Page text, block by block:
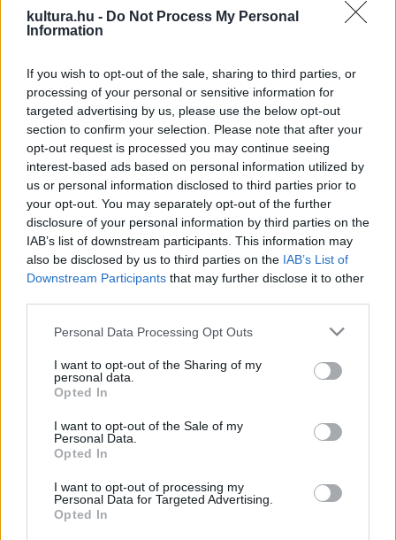
kultura.hu - Do Not Process My Personal
Information
If you wish to opt-out of the sale, sharing to third parties, or
processing of your personal or sensitive information for
targeted advertising by us, please use the below opt-out
section to confirm your selection. Please note that after your
opt-out request is processed you may continue seeing
interest-based ads based on personal information utilized by
us or personal information disclosed to third parties prior to
your opt-out. You may separately opt-out of the further
disclosure of your personal information by third parties on the
IAB’s list of downstream participants. This information may
also be disclosed by us to third parties on the IAB’s List of
Downstream Participants that may further disclose it to other
Please note that this website/app uses one or more Google
not limited to your visit or usage behaviour. You may click to
grant or deny consent to Google and its third-party tags to
use your data for below specified purposes in below Google
consent section.
Personal Data Processing Opt Outs
I want to opt-out of the Sharing of my
personal data.
Opted In
I want to opt-out of the Sale of my
Personal Data.
Opted In
I want to opt-out of processing my
Personal Data for Targeted Advertising.
Opted In
Megerősítette, hogy szerződésben biztosították a képek
közreműködést Gulyás Gábor kurátornak, valamint Áder
János köztársasági elnöknek, aki elfogadta a kiállítás
védnökségének teendőit.
Utána dr. Hoppál Péter, az Emberi Erőforrások Minisztériuma
kultúráért felelős államtitkára vette át a szót. Kiemelte, hogy
nem véletlenül kapta meg Pécs az Európa Kulturális
Fővárosa címet. ?Ehhez a megtiszteltetéshez nyilvánvalóan
olyan értékekre, kincsekre, hagyományokra volt és van
kiállítással. Újfent biztosította a jelenlévőket arról, hogy
képek visszakerülnek tulajdonosaikhoz, valamint az oda-
vissza szállításuk is a lehető legbiztonságosabb
körülmények között fog történni, figyelembe véve a képek
az időszaki kiállítás nemzetközi szinten is ismertséget hoz
Csontváry munkásságának.